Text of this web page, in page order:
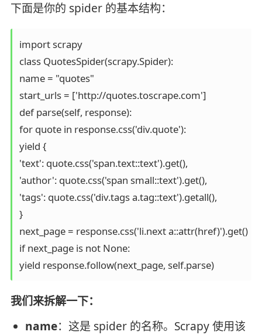
下面是你的 spider 的基本结构：
import scrapy
class QuotesSpider(scrapy.Spider):
name = "quotes"
start_urls = ['http://quotes.toscrape.com']
def parse(self, response):
for quote in response.css('div.quote'):
yield {
'text': quote.css('span.text::text').get(),
'author': quote.css('span small::text').get(),
'tags': quote.css('div.tags a.tag::text').getall(),
}
next_page = response.css('li.next a::attr(href)').get()
if next_page is not None:
yield response.follow(next_page, self.parse)
我们来拆解一下：
name：这是 spider 的名称。Scrapy 使用该